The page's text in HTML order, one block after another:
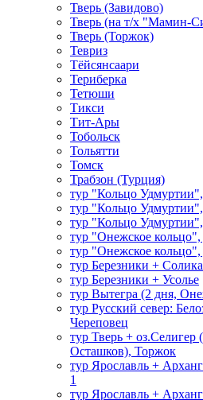
Тверь (Завидово)
Тверь (на т/х "Мамин-
Тверь (Торжок)
Тевриз
Тёйсянсаари
Териберка
Тетюши
Тикси
Тит-Ары
Тобольск
Тольятти
Томск
Трабзон (Турция)
тур "Кольцо Удмуртии",
тур "Кольцо
тур "Кольцо
тур "Онежское кольцо",
тур "Онежское кольцо",
тур Березники +
тур Березники + Усолье
тур Вытегра (2 дня,
тур Русский север:
Череповец
тур Тверь +
Осташков), Торжок
тур Ярославль +
1
тур Ярославль +